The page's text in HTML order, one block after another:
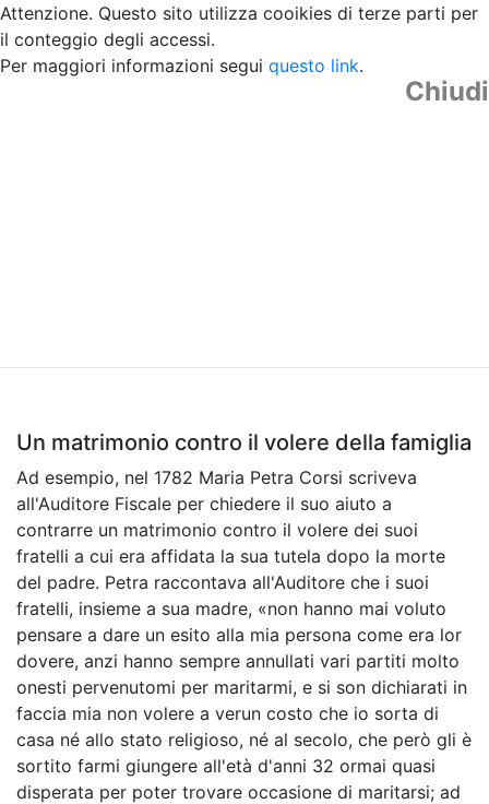
Attenzione. Questo sito utilizza cooikies di terze parti per
il conteggio degli accessi.
Per maggiori informazioni segui questo link.
Chiudi
Un matrimonio contro il volere della famiglia
Ad esempio, nel 1782 Maria Petra Corsi scriveva
all'Auditore Fiscale per chiedere il suo aiuto a
contrarre un matrimonio contro il volere dei suoi
fratelli a cui era affidata la sua tutela dopo la morte
del padre. Petra raccontava all'Auditore che i suoi
fratelli, insieme a sua madre, «non hanno mai voluto
pensare a dare un esito alla mia persona come era lor
dovere, anzi hanno sempre annullati vari partiti molto
onesti pervenutomi per maritarmi, e si son dichiarati in
faccia mia non volere a verun costo che io sorta di
casa né allo stato religioso, né al secolo, che però gli è
sortito farmi giungere all'età d'anni 32 ormai quasi
disperata per poter trovare occasione di maritarsi; ad